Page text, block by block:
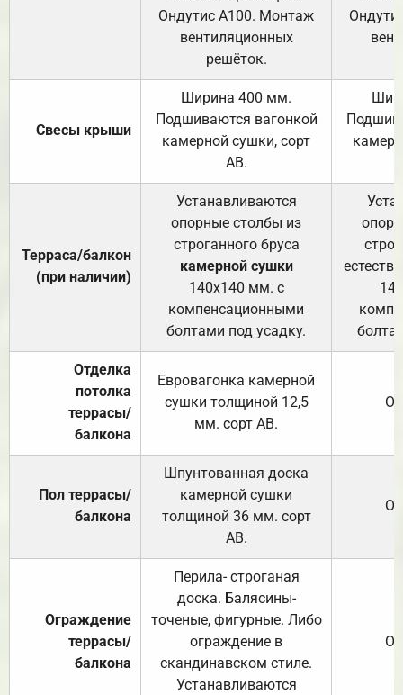
Ондутис А100. Монтаж
вентиляционных
решёток.
Свесы крыши
Ширина 400 мм.
Подшиваются вагонкой
камерной сушки, сорт
АВ.
Терраса/балкон
(при наличии)
Устанавливаются
опорные столбы из
строганного бруса
камерной сушки
140х140 мм. с
компенсационными
болтами под усадку.
Отделка
потолка
террасы/
балкона
Евровагонка камерной
сушки толщиной 12,5
мм. сорт АВ.
Пол террасы/
балкона
Шпунтованная доска
камерной сушки
толщиной 36 мм. сорт
АВ.
Ограждение
террасы/
балкона
Перила- строганая
доска. Балясины-
точеные, фигурные. Либо
ограждение в
скандинавском стиле.
Устанавливаются